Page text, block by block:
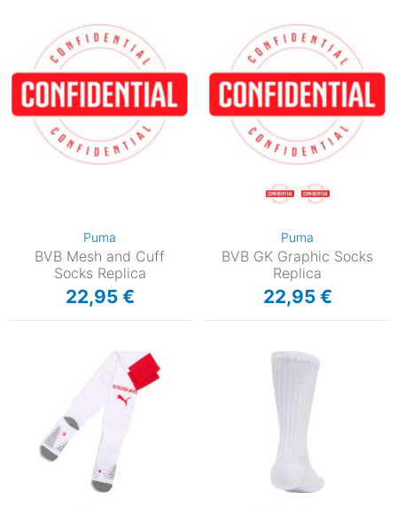
Puma
BVB Mesh and Cuff
Socks Replica
22,95 €
Puma
BVB GK Graphic Socks
Replica
22,95 €